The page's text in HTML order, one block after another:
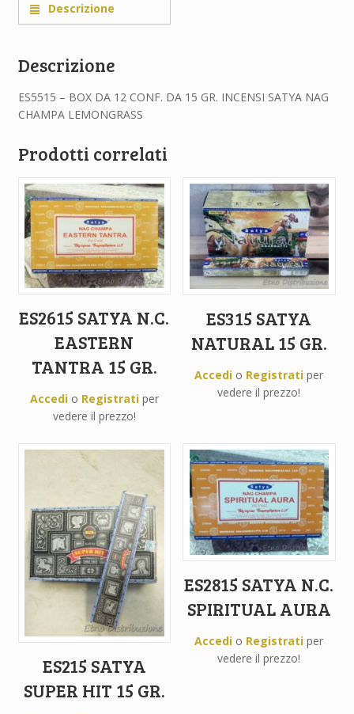
Descrizione
Descrizione
ES5515 – BOX DA 12 CONF. DA 15 GR. INCENSI SATYA NAG
CHAMPA LEMONGRASS
Prodotti correlati
ES2615 SATYA N.C.
EASTERN
TANTRA 15 GR.
Accedio Registratiper
vedere il prezzo!
ES315 SATYA
NATURAL 15 GR.
Accedi o Registrati per
vedere il prezzo!
ES215 SATYA
SUPER HIT 15 GR.
ES2815 SATYA N.C.
SPIRITUAL AURA
Accedi o Registrati per
vedere il prezzo!